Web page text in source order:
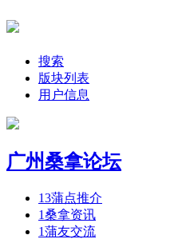
搜索
版块列表
用户信息
广州桑拿论坛
13蒲点推介
1桑拿资讯
1蒲友交流